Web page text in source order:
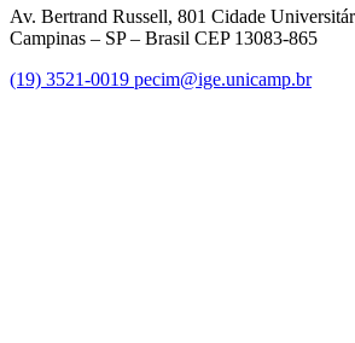
Av. Bertrand Russell, 801 Cidade
Campinas – SP – Brasil CEP 13083-865
(19) 3521-0019 pecim@ige.unicamp.br